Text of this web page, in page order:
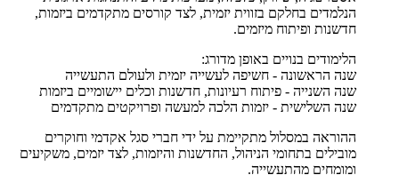
הנלמדים בחלקם בזווית יזמית, לצד קורסים מתקדמים ביזמות,
חדשנות ופיתוח מיזמים.
הלימודים בנויים באופן מדורג:
שנה הראשונה - חשיפה לעשייה יזמית ולעולם התעשייה
שנה השנייה - פיתוח רעיונות, חדשנות וכלים יישומיים ביזמות
שנה השלישית - יזמות הלכה למעשה ופרויקטים מתקדמים
ההוראה במסלול מתקיימת על ידי חברי סגל אקדמי וחוקרים
מובילים בתחומי הניהול, החדשנות והיזמות, לצד יזמים, משקיעים
ומומחים מהתעשייה.